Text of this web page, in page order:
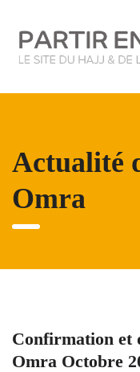
Actualité
Omra
Confirmation et
Omra Octobre